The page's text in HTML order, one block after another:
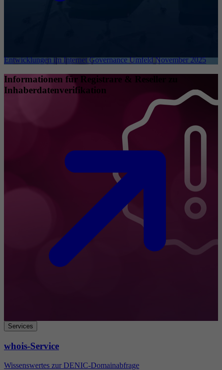
Entwicklungen im Internet Governance Umfeld November 2025
Informationen für Registrare & Reseller zu
Inhaberdatenverifikation
Services
whois-Service
Wissenswertes zur DENIC-Domainabfrage